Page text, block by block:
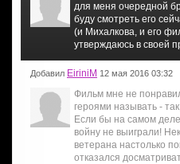
для меня очередной
буду смотреть его
(и Михалкова, и его
утверждаюсь в своей
Добавил EiriniM 12 мая 2016 03:32
Фильм мне не
героями называть -
Если бы на самом
войну не выиграли!
ветерана настолько
отказался